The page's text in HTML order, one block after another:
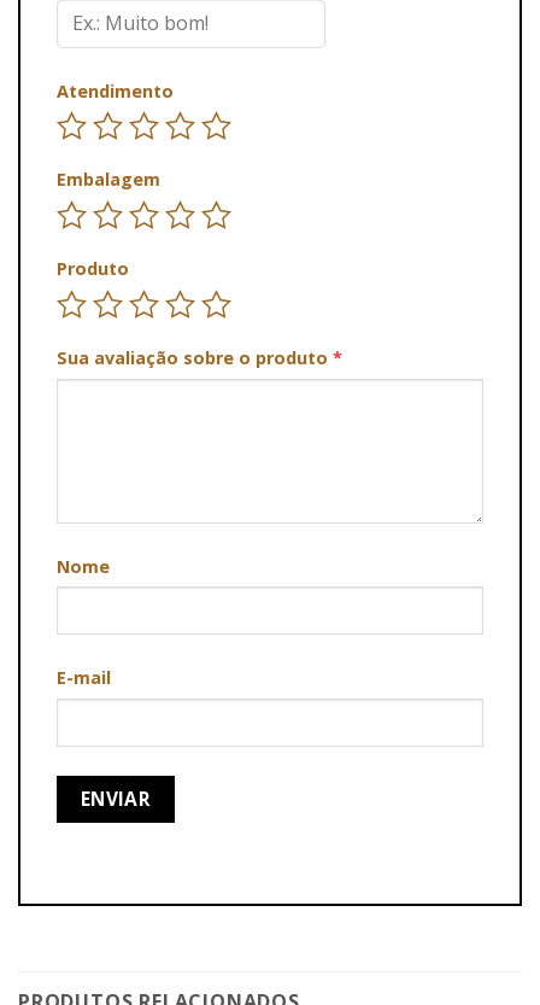
Atendimento
Embalagem
Produto
Sua avaliação sobre o produto *
Nome
E-mail